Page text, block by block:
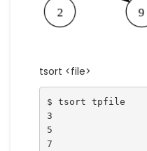
tsort <file>
$ tsort tpfile
3
5
7